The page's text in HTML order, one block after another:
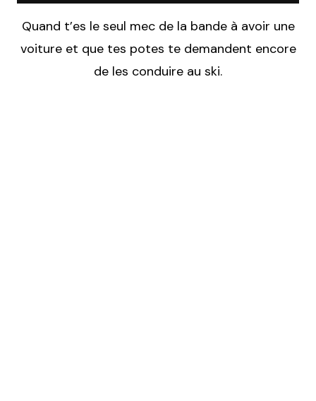
Quand t’es le seul mec de la bande à avoir une
voiture et que tes potes te demandent encore
de les conduire au ski.